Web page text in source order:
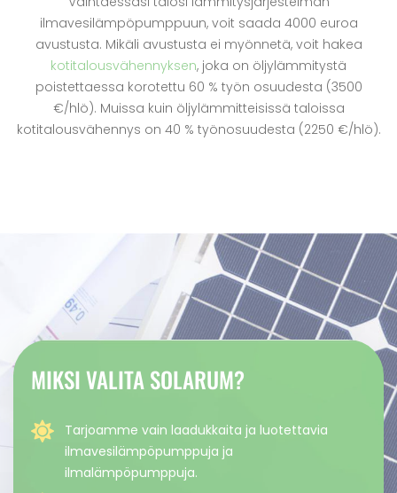
ilmavesilämpöpumppuun, voit saada 4000 euroa
avustusta. Mikäli avustusta ei myönnetä, voit hakea
kotitalousvähennyksen, joka on öljylämmitystä
poistettaessa korotettu 60 % työn osuudesta (3500
€/hlö). Muissa kuin öljylämmitteisissä taloissa
kotitalousvähennys on 40 % työnosuudesta (2250 €/hlö).
MIKSI VALITA SOLARUM?
Tarjoamme vain laadukkaita ja luotettavia
ilmavesilämpöpumppuja ja
ilmalämpöpumppuja.